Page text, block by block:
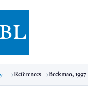
Library (eBL)
bl
References Beckman, 1997